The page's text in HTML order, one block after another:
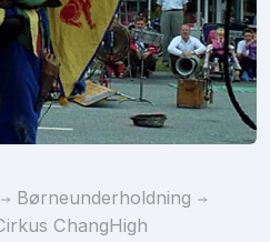
Børneunderholdning
ChangHigh